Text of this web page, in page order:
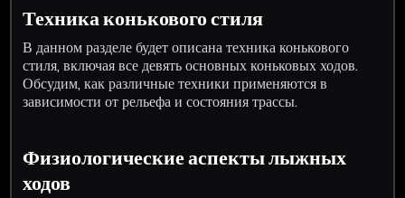
Техника конькового стиля
В данном разделе будет описана техника конькового
стиля, включая все девять основных коньковых ходов.
Обсудим, как различные техники применяются в
зависимости от рельефа и состояния трассы.
Физиологические аспекты лыжных
ходов